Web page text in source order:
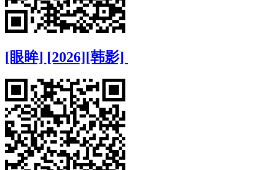
[眼眸] [2026][韩影]